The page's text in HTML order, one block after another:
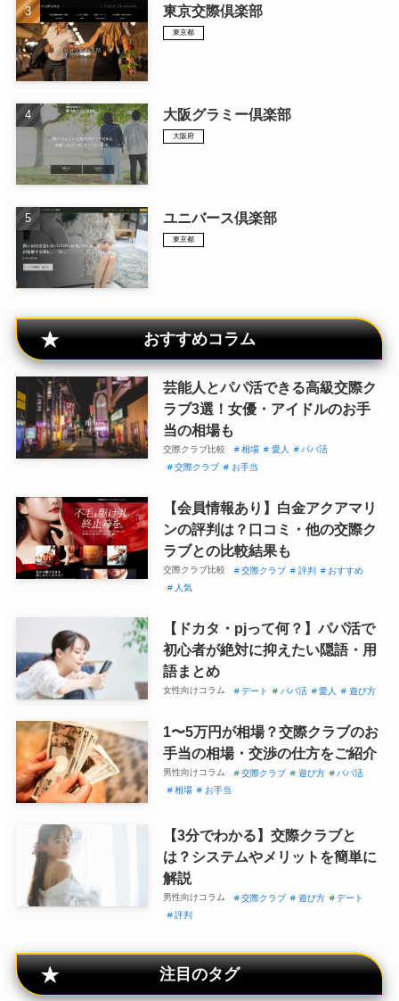
東京交際倶楽部
東京都
大阪グラミー倶楽部
大阪府
ユニバース倶楽部
東京都
おすすめコラム
芸能人とパパ活できる高級交際ク
ラブ3選！女優・アイドルのお手
当の相場も
交際クラブ比較 相場 愛人
パパ活
交際クラブ
お手当
【会員情報あり】白金アクアマリ
ンの評判は？口コミ・他の交際ク
ラブとの比較結果も
交際クラブ比較 交際クラブ 評判
おすすめ
人気
【ドカタ・pjって何？】パパ活で
初心者が絶対に抑えたい隠語・用
語まとめ
女性向けコラム デート パパ活 愛人 遊び方
1〜5万円が相場？交際クラブのお
手当の相場・交渉の仕方をご紹介
男性向けコラム 交際クラブ 遊び方
パパ活
相場
お手当
【3分でわかる】交際クラブと
は？システムやメリットを簡単に
解説
男性向けコラム 交際クラブ 遊び方
デート
評判
注目のタグ